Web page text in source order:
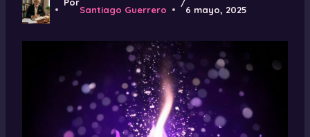
Por
Santiago Guerrero
/
6 mayo, 2025